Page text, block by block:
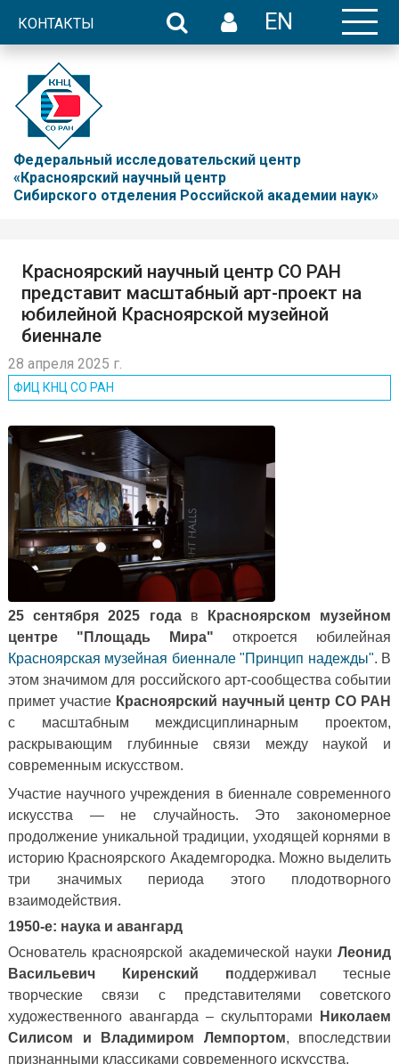
КОНТАКТЫ EN
Федеральный исследовательский центр
«Красноярский научный центр
Сибирского отделения Российской академии наук»
Красноярский научный центр СО РАН
представит масштабный арт-проект на
юбилейной Красноярской музейной
биеннале
28 апреля 2025 г.
ФИЦ КНЦ CO РАН
25 сентября 2025 года в
Красноярском музейном
центре "Площадь Мира" откроется юбилейная
Красноярская музейная биеннале "Принцип надежды". В
этом значимом для российского арт-сообщества событии
примет участие Красноярский научный центр СО РАН
с масштабным междисциплинарным проектом,
раскрывающим глубинные связи между наукой и
современным искусством.
Участие научного учреждения в биеннале современного
искусства — не случайность. Это закономерное
продолжение уникальной традиции, уходящей корнями в
историю Красноярского Академгородка. Можно выделить
три значимых периода этого плодотворного
взаимодействия.
1950-е: наука и авангард
Основатель красноярской академической науки Леонид
Васильевич Киренский поддерживал тесные
творческие связи с представителями советского
художественного авангарда – скульпторами
Николаем
Силисом и
Владимиром Лемпортом, впоследствии
признанными классиками современного искусства.